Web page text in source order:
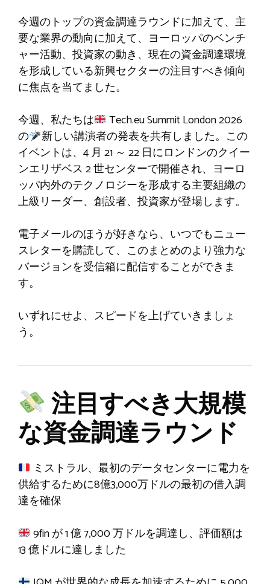
今週のトップの資金調達ラウンドに加えて、主
要な業界の動向に加えて、ヨーロッパのベンチ
ャー活動、投資家の動き、現在の資金調達環境
を形成している新興セクターの注目すべき傾向
に焦点を当てました。
今週、私たちは
Tech.eu Summit London 2026
の
新しい講演者の発表を共有しました。この
イベントは、4 月 21 ～ 22 日にロンドンのクイー
ンエリザベス 2 世センターで開催され、ヨーロ
ッパ内外のテクノロジーを形成する主要組織の
上級リーダー、創設者、投資家が登場します。
電子メールのほうが好きなら、いつでもニュー
スレターを購読して、このまとめのより強力な
バージョンを受信箱に配信することができま
す。
いずれにせよ、スピードを上げていきましょ
う。
注目すべき大規模
な資金調達ラウンド
ミストラル、最初のデータセンターに電力を
供給するために8億3,000万ドルの最初の借入調
達を確保
9fin が 1 億 7,000 万ドルを調達し、評価額は
13 億ドルに達しました